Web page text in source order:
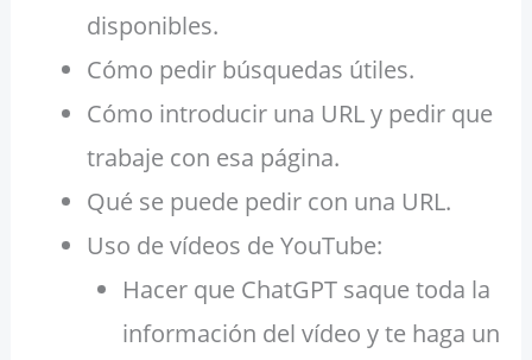
disponibles.
Cómo pedir búsquedas útiles.
Cómo introducir una URL y pedir que
trabaje con esa página.
Qué se puede pedir con una URL.
Uso de vídeos de YouTube:
Hacer que ChatGPT saque toda la
información del vídeo y te haga un